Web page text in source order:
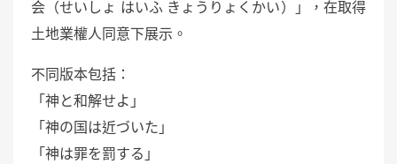
会（せいしょ はいふ きょうりょくかい）」，在取得
土地業權人同意下展示。
不同版本包括：
「神と和解せよ」
「神の国は近づいた」
「神は罪を罰する」